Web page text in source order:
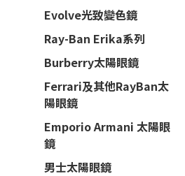
Evolve光致變色鏡
Ray-Ban Erika系列
Burberry太陽眼鏡
Ferrari及其他RayBan太
陽眼鏡
Emporio Armani 太陽眼
鏡
男士太陽眼鏡